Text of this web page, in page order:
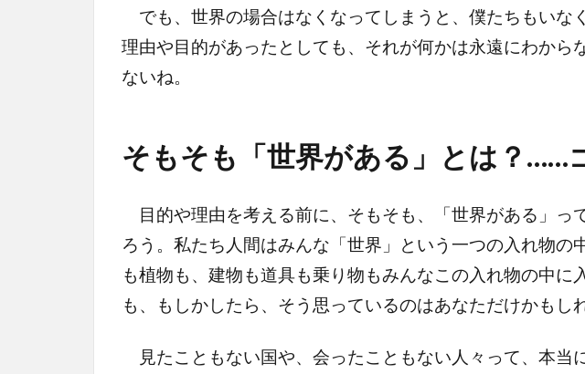
でも、世界の場合はなくなってしまうと、僕たちもいな
理由や目的があったとしても、それが何かは永遠にわから
ないね。
そもそも「世界がある」とは？……
目的や理由を考える前に、そもそも、「世界がある」っ
ろう。私たち人間はみんな「世界」という一つの入れ物の
も植物も、建物も道具も乗り物もみんなこの入れ物の中に
も、もしかしたら、そう思っているのはあなただけかもし
見たこともない国や、会ったこともない人々って、本当